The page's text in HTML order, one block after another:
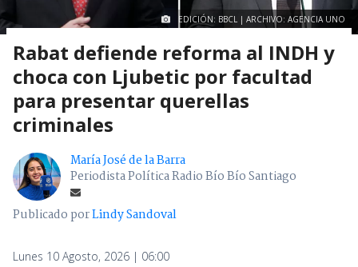
EDICIÓN: BBCL | ARCHIVO: AGENCIA UNO
Rabat defiende reforma al INDH y
choca con Ljubetic por facultad
para presentar querellas
criminales
María José de la Barra
Periodista Política Radio Bío Bío Santiago
Publicado porLindy Sandoval
Lunes 10 Agosto, 2026 | 06:00